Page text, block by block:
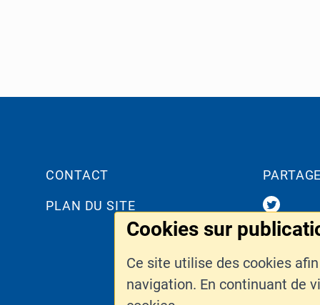
Cookies sur
Ce site utilise des cookies
navigation. En continuant de
Pied de page
LIENS CONNEXES
CONTACT
PLAN DU SITE